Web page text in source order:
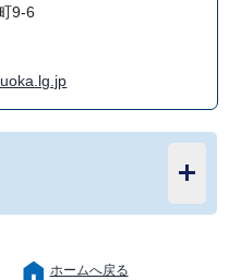
9-6
ホームへ戻る